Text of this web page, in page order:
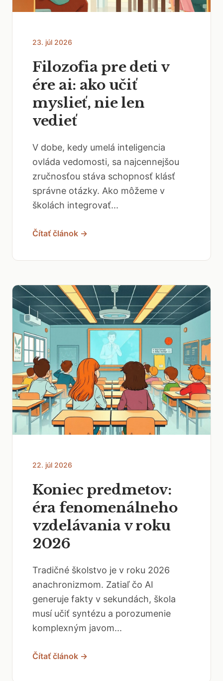
23. júl 2026
Filozofia pre deti v
ére ai: ako učiť
myslieť, nie len
vedieť
V dobe, kedy umelá inteligencia
ovláda vedomosti, sa najcennejšou
zručnosťou stáva schopnosť klásť
správne otázky. Ako môžeme v
školách integrovať...
Čítať článok →
22. júl 2026
Koniec predmetov:
éra fenomenálneho
vzdelávania v roku
2026
Tradičné školstvo je v roku 2026
anachronizmom. Zatiaľ čo AI
generuje fakty v sekundách, škola
musí učiť syntézu a porozumenie
komplexným javom...
Čítať článok →